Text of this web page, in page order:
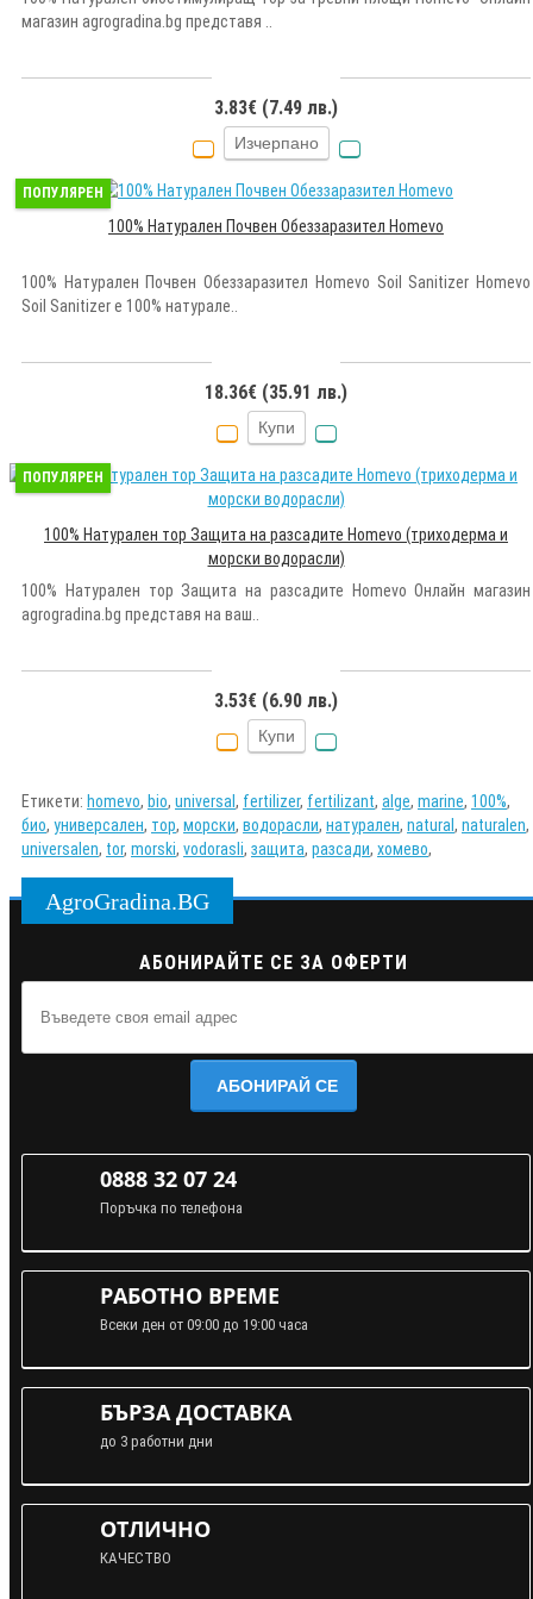
магазин agrogradina.bg представя ..
3.83€ (7.49 лв.)
Изчерпано
ПОПУЛЯРЕН
100% Натурален Почвен Обеззаразител Homevo
100% Натурален Почвен Обеззаразител Homevo Soil Sanitizer Homevo
Soil Sanitizer е 100% натурале..
18.36€ (35.91 лв.)
Купи
ПОПУЛЯРЕН
100% Натурален тор Защита на разсадите Homevo (триходерма и
морски водорасли)
100% Натурален тор Защита на разсадите Homevo Онлайн магазин
agrogradina.bg представя на ваш..
3.53€ (6.90 лв.)
Купи
Етикети: homevo, bio, universal, fertilizer, fertilizant, alge, marine, 100%,
био, универсален, тор, морски, водорасли, натурален, natural, naturalen,
universalen, tor, morski, vodorasli, защита, разсади, хомево,
AgroGradina.BG
АБОНИРАЙТЕ СЕ ЗА ОФЕРТИ
АБОНИРАЙ СЕ
0888 32 07 24
Поръчка по телефона
РАБОТНО ВРЕМЕ
Всеки ден от 09:00 до 19:00 часа
БЪРЗА ДОСТАВКА
до 3 работни дни
ОТЛИЧНО
КАЧЕСТВО